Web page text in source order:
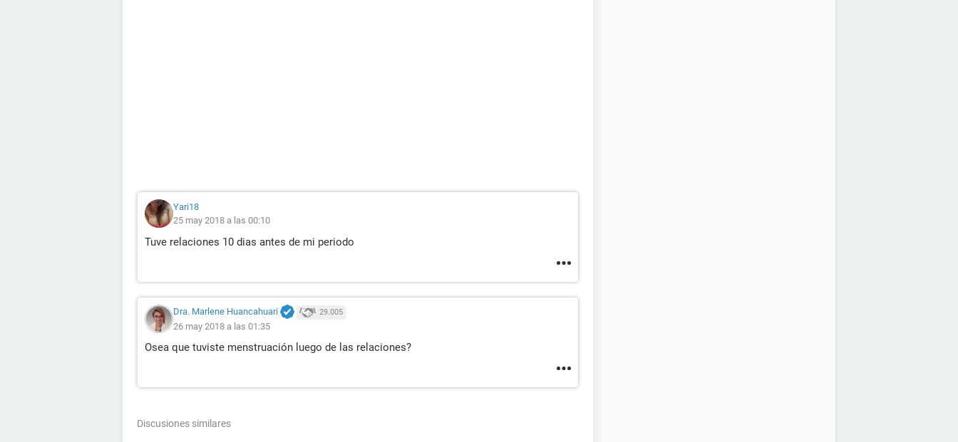
Yari18
25 may 2018 a las 00:10
Tuve relaciones 10 dias antes de mi periodo
Dra. Marlene Huancahuari 29.005
26 may 2018 a las 01:35
Osea que tuviste menstruación luego de las relaciones?
Discusiones similares